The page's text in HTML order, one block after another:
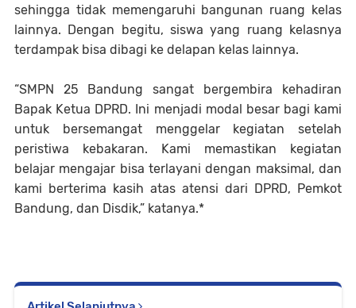
sehingga tidak memengaruhi bangunan ruang kelas
lainnya. Dengan begitu, siswa yang ruang kelasnya
terdampak bisa dibagi ke delapan kelas lainnya.
“SMPN 25 Bandung sangat bergembira kehadiran
Bapak Ketua DPRD. Ini menjadi modal besar bagi kami
untuk bersemangat menggelar kegiatan setelah
peristiwa kebakaran. Kami memastikan kegiatan
belajar mengajar bisa terlayani dengan maksimal, dan
kami berterima kasih atas atensi dari DPRD, Pemkot
Bandung, dan Disdik,” katanya.*